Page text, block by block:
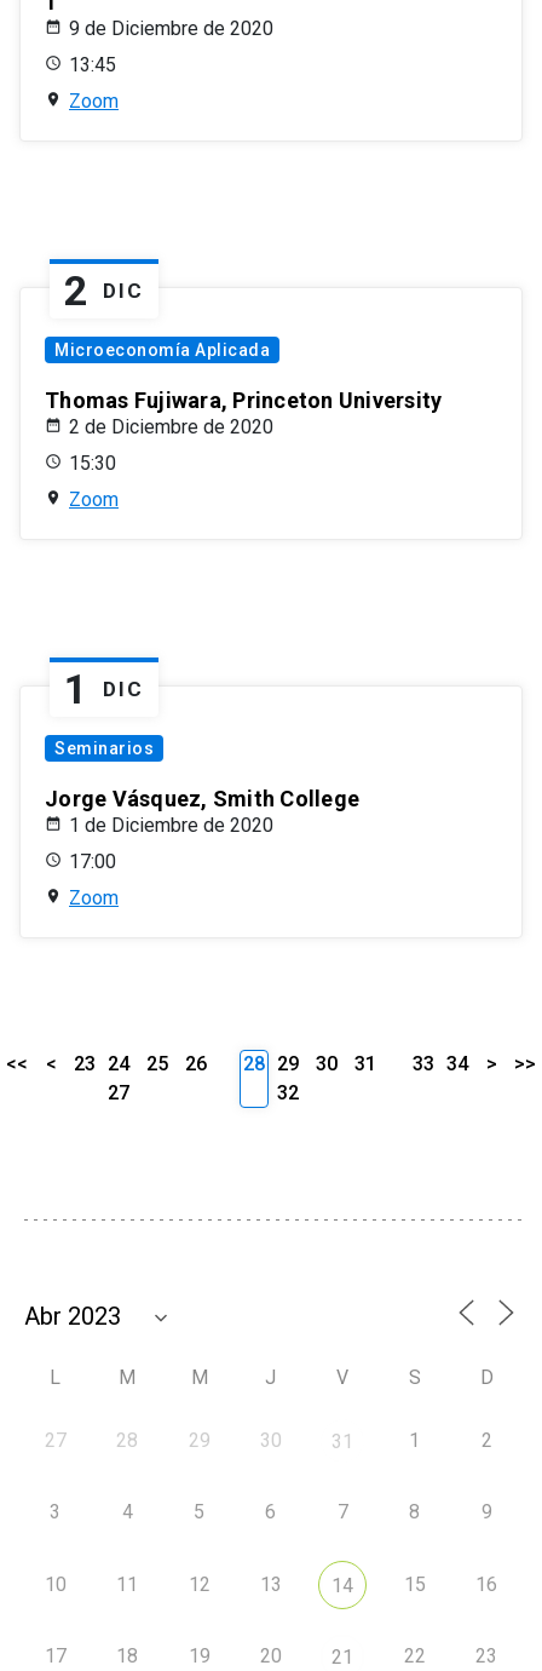
9 de Diciembre de 2020
13:45
Zoom
2 DIC
Microeconomía Aplicada
Thomas Fujiwara, Princeton University
2 de Diciembre de 2020
15:30
Zoom
1 DIC
Seminarios
Jorge Vásquez, Smith College
1 de Diciembre de 2020
17:00
Zoom
<< < 23 24 25
26
27
28 29 30
31
32
33 34 > >>
L M M J V S D
27 28 29 30 31 1 2
3 4 5 6 7 8 9
10 11 12 13 14 15 16
17 18 19 20 21 22 23